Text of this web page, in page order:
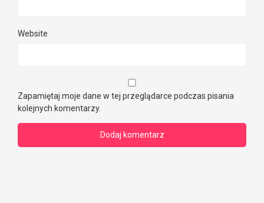
Website
Zapamiętaj moje dane w tej przeglądarce podczas pisania
kolejnych komentarzy.